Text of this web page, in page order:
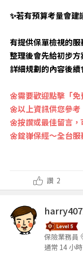
✨若有預算考量會建
有提供保單檢視的服
整理後會先給初步
詳細規劃的內容後
🌼需要歡迎點擊「
🌼以上資訊供您參考
🌼錠嵂保經～全台服
讚 2
保險業務員
通常 14 小